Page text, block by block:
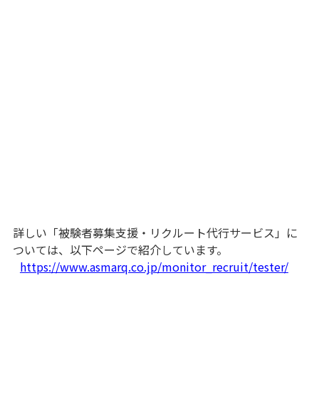
詳しい「被験者募集支援・リクルート代行サービス」に
ついては、以下ページで紹介しています。
https://www.asmarq.co.jp/monitor_recruit/tester/